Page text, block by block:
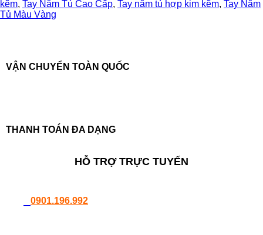
tròn
NK211-
Mờ)
số
kẽm, Tay Nắm Tủ Cao Cấp, Tay nắm tủ hợp kim kẽm, Tay Nắm
Tủ Màu Vàng
VẬN CHUYỂN TOÀN QUỐC
THANH TOÁN ĐA DẠNG
HỖ TRỢ TRỰC TUYẾN
0901.196.992